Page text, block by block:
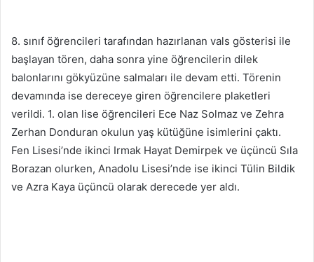
8. sınıf öğrencileri tarafından hazırlanan vals gösterisi ile
başlayan tören, daha sonra yine öğrencilerin dilek
balonlarını gökyüzüne salmaları ile devam etti. Törenin
devamında ise dereceye giren öğrencilere plaketleri
verildi. 1. olan lise öğrencileri Ece Naz Solmaz ve Zehra
Zerhan Donduran okulun yaş kütüğüne isimlerini çaktı.
Fen Lisesi’nde ikinci Irmak Hayat Demirpek ve üçüncü Sıla
Borazan olurken, Anadolu Lisesi’nde ise ikinci Tülin Bildik
ve Azra Kaya üçüncü olarak derecede yer aldı.